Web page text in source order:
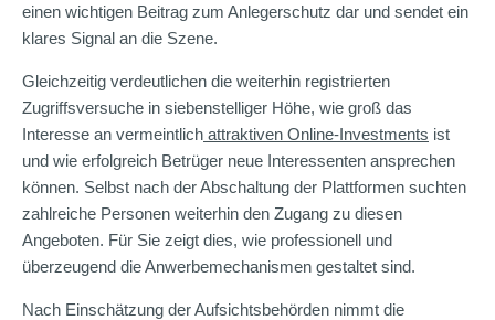
einen wichtigen Beitrag zum Anlegerschutz dar und sendet ein
klares Signal an die Szene.
Gleichzeitig verdeutlichen die weiterhin registrierten
Zugriffsversuche in siebenstelliger Höhe, wie groß das
Interesse an vermeintlich attraktiven Online-Investments ist
und wie erfolgreich Betrüger neue Interessenten ansprechen
können. Selbst nach der Abschaltung der Plattformen suchten
zahlreiche Personen weiterhin den Zugang zu diesen
Angeboten. Für Sie zeigt dies, wie professionell und
überzeugend die Anwerbemechanismen gestaltet sind.
Nach Einschätzung der Aufsichtsbehörden nimmt die